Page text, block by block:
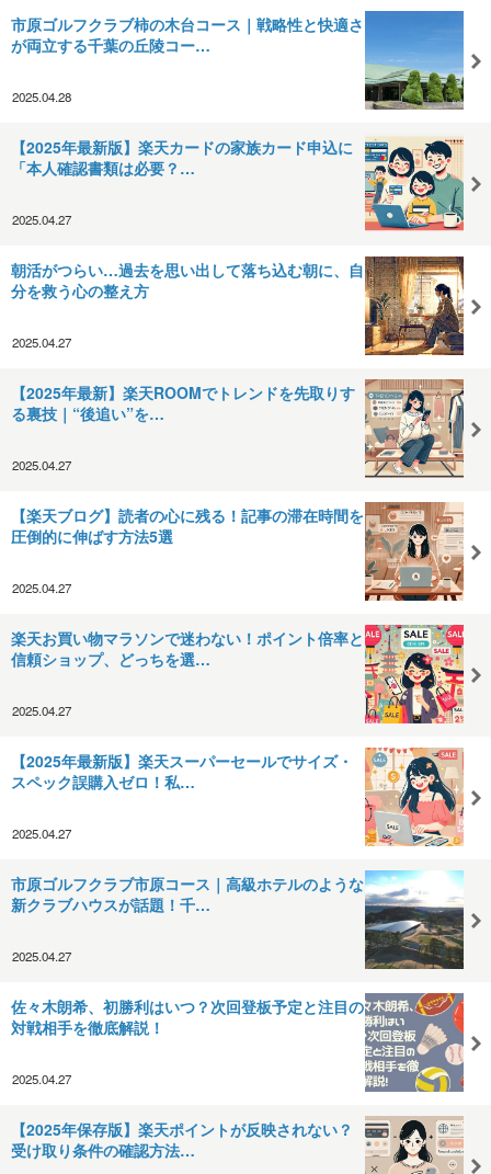
市原ゴルフクラブ柿の木台コース｜戦略性と快適さ
が両立する千葉の丘陵コー…
2025.04.28
【2025年最新版】楽天カードの家族カード申込に
「本人確認書類は必要？…
2025.04.27
朝活がつらい…過去を思い出して落ち込む朝に、自
分を救う心の整え方
2025.04.27
【2025年最新】楽天ROOMでトレンドを先取りす
る裏技｜“後追い”を…
2025.04.27
【楽天ブログ】読者の心に残る！記事の滞在時間を
圧倒的に伸ばす方法5選
2025.04.27
楽天お買い物マラソンで迷わない！ポイント倍率と
信頼ショップ、どっちを選…
2025.04.27
【2025年最新版】楽天スーパーセールでサイズ・
スペック誤購入ゼロ！私…
2025.04.27
市原ゴルフクラブ市原コース｜高級ホテルのような
新クラブハウスが話題！千…
2025.04.27
佐々木朗希、初勝利はいつ？次回登板予定と注目の
対戦相手を徹底解説！
2025.04.27
【2025年保存版】楽天ポイントが反映されない？
受け取り条件の確認方法…